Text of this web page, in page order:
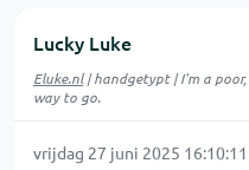
Lucky Luke
Eluke.nl| handgetypt | I'm a
way to go.
vrijdag 27 juni 2025 16:10:11